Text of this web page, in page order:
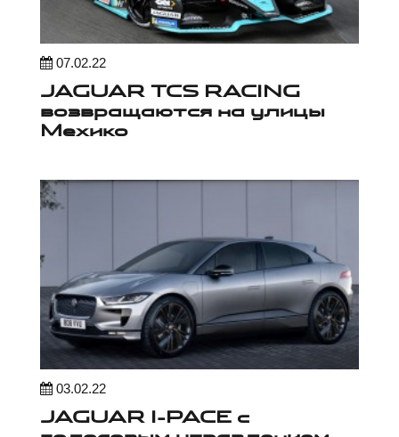
07.02.22
JAGUAR TCS RACING
возвращаются на улицы
Мехико
03.02.22
JAGUAR I-PACE с